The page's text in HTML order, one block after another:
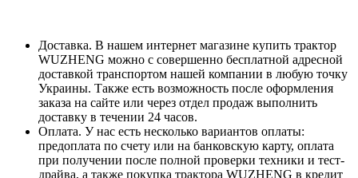
Доставка. В нашем интернет магазине купить трактор
WUZHENG можно с совершенно бесплатной адресной
доставкой транспортом нашей компании в любую точку
Украины. Также есть возможность после оформления
заказа на сайте или через отдел продаж выполнить
доставку в течении 24 часов.
Оплата. У нас есть несколько вариантов оплаты:
предоплата по счету или на банковскую карту, оплата
при получении после полной проверки техники и тест-
драйва, а также покупка трактора WUZHENG в кредит